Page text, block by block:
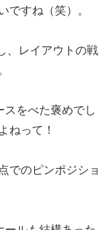
ですね（笑）。
、レイアウトの戦
をべた褒めでし
ねって！
でのピンポジショ